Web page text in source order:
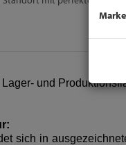
und
sich in